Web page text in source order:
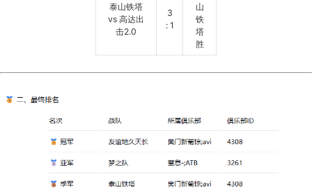
泰山铁塔
vs 高达出
击2.0
3
: 1
山
铁
塔
胜